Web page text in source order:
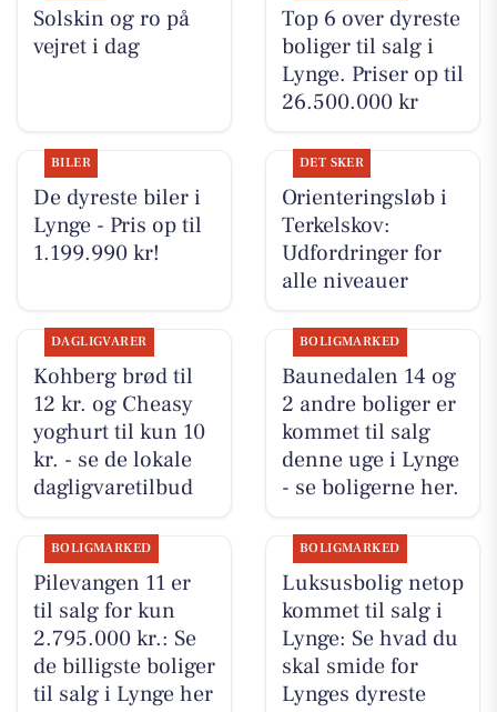
Solskin og ro på
vejret i dag
Top 6 over dyreste
boliger til salg i
Lynge. Priser op til
26.500.000 kr
BILER
De dyreste biler i
Lynge - Pris op til
1.199.990 kr!
DET SKER
Orienteringsløb i
Terkelskov:
Udfordringer for
alle niveauer
DAGLIGVARER
Kohberg brød til
12 kr. og Cheasy
yoghurt til kun 10
kr. - se de lokale
dagligvaretilbud
BOLIGMARKED
Baunedalen 14 og
2 andre boliger er
kommet til salg
denne uge i Lynge
- se boligerne her.
BOLIGMARKED
Pilevangen 11 er
til salg for kun
2.795.000 kr.: Se
de billigste boliger
til salg i Lynge her
BOLIGMARKED
Luksusbolig netop
kommet til salg i
Lynge: Se hvad du
skal smide for
Lynges dyreste